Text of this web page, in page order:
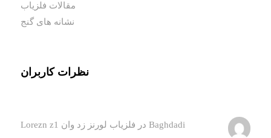
مقالات فلزیاب
نشانه های گنج
نظرات کاربران
Baghdadi در فلزیاب لورنز زد وان Lorezn z1